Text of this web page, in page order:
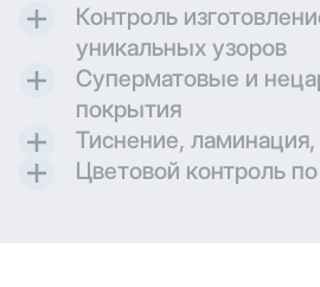
Контроль
уникальных узоров
Контроль и разработка
для гравировки позволяют
воссоздавать дизайн при
Суперматовые и
покрытия
Создаем матовые и
дополнительной защитой
Тиснение,
Применяем технологию
Цветовой контроль